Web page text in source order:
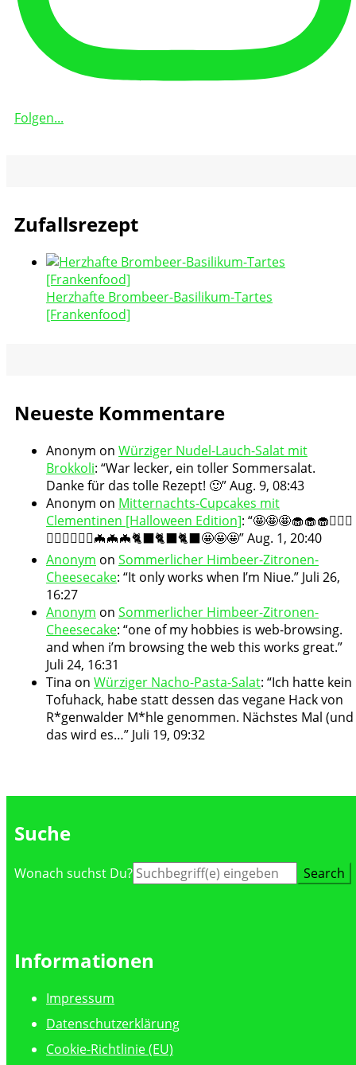
Folgen...
Zufallsrezept
Herzhafte Brombeer-Basilikum-Tartes
[Frankenfood]
Neueste Kommentare
Anonym on Würziger Nudel-Lauch-Salat mit
Brokkoli: “War lecker, ein toller Sommersalat.
Danke für das tolle Rezept! 🙂”Aug. 9, 08:43
Anonym on Mitternachts-Cupcakes mit
Clementinen [Halloween Edition]: “🤩🤩🤩🧁🧁🧁🧛🏻‍♀️
🧛🏻‍♀️🧛🏻‍♀️🦇🦇🦇🐈‍⬛🐈‍⬛🐈‍⬛🤩🤩🤩”Aug. 1, 20:40
Anonym on Sommerlicher Himbeer-Zitronen-
Cheesecake: “It only works when I’m Niue.” Juli 26,
16:27
Anonym on Sommerlicher Himbeer-Zitronen-
Cheesecake: “one of my hobbies is web-browsing.
and when i’m browsing the web this works great.”
Juli 24, 16:31
Tina on Würziger Nacho-Pasta-Salat: “Ich hatte kein
Tofuhack, habe statt dessen das vegane Hack von
R*genwalder M*hle genommen. Nächstes Mal (und
das wird es…” Juli 19, 09:32
Suche
Suche
Wonach suchst Du?
Informationen
Impressum
Datenschutzerklärung
Cookie-Richtlinie (EU)